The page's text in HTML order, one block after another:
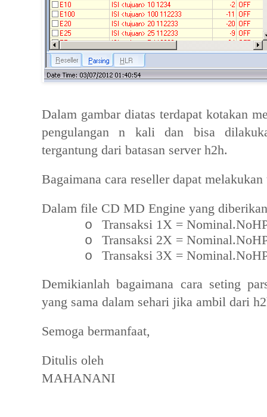
Dalam gambar diatas terdapat kotakan
pengulangan n kali dan bisa
tergantung dari batasan server h2h.
Bagaimana cara reseller dapat
Dalam file CD MD Engine yang
o Transaksi 1X =
o Transaksi 2X =
o
Transaksi 3X =
Demikianlah bagaimana cara seting
yang sama dalam sehari jika ambil dari
Semoga bermanfaat,
Ditulis oleh
MAHANANI